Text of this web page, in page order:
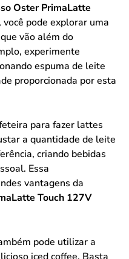
Oster PrimaLatte
, você pode explorar uma
vão além do
experimente
espuma de leite
proporcionada por esta
para fazer lattes
a quantidade de leite
criando bebidas
Essa
vantagens da
Touch 127V
pode utilizar a